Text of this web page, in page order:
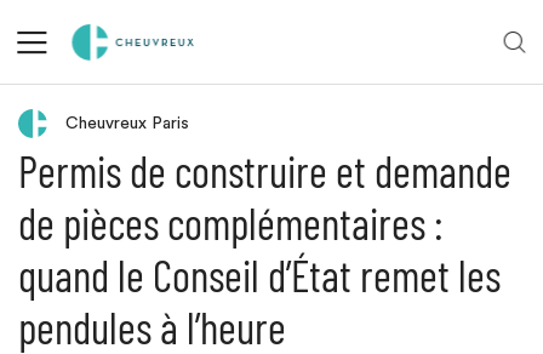
Retour aux actualités
Cheuvreux Paris
Permis de construire et demande
de pièces complémentaires :
quand le Conseil d’État remet les
pendules à l’heure